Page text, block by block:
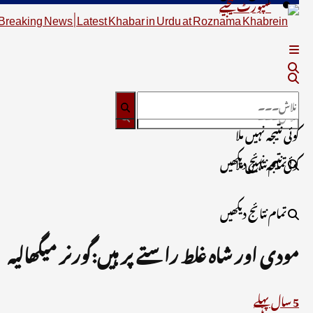
کوئی نتیجہ نہیں ملا
تمام نتائج دیکھیں
کوئی نتیجہ نہیں ملا
تمام نتائج دیکھیں
مودی اور شاہ غلط راستے پر ہیں:گورنر میگھالیہ
5 سال پہلے